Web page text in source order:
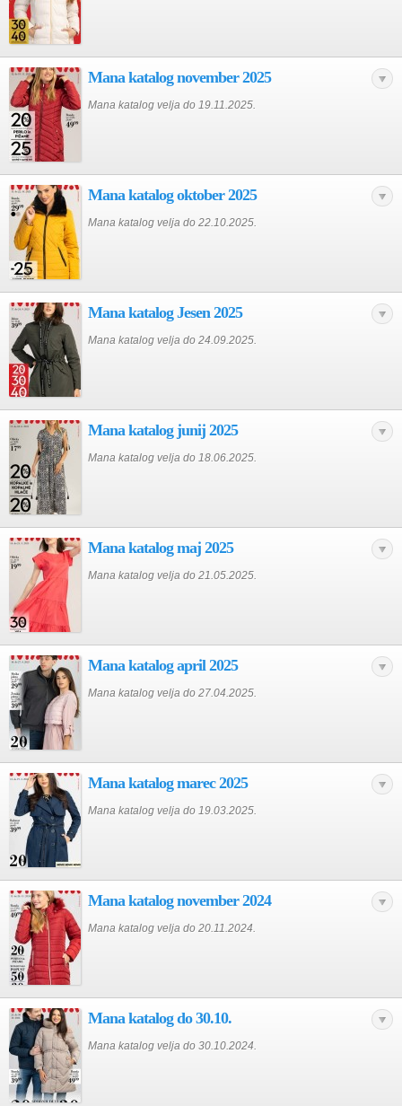
Mana katalog november 2025
Mana katalog velja do 19.11.2025.
Mana katalog oktober 2025
Mana katalog velja do 22.10.2025.
Mana katalog Jesen 2025
Mana katalog velja do 24.09.2025.
Mana katalog junij 2025
Mana katalog velja do 18.06.2025.
Mana katalog maj 2025
Mana katalog velja do 21.05.2025.
Mana katalog april 2025
Mana katalog velja do 27.04.2025.
Mana katalog marec 2025
Mana katalog velja do 19.03.2025.
Mana katalog november 2024
Mana katalog velja do 20.11.2024.
Mana katalog do 30.10.
Mana katalog velja do 30.10.2024.